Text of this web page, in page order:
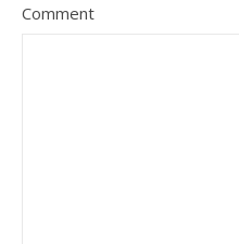
Comment